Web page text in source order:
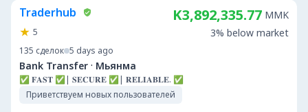
Traderhub
5
135 сделок 5 days ago
Bank Transfer · Мьянма
✅ 𝐅𝐀𝐒𝐓 ✅| 𝐒𝐄𝐂𝐔𝐑𝐄 ✅| 𝐑𝐄𝐋𝐈𝐀𝐁𝐋𝐄. ✅
Приветствуем новых пользователей
K3,892,335.77 MMK
3% below market